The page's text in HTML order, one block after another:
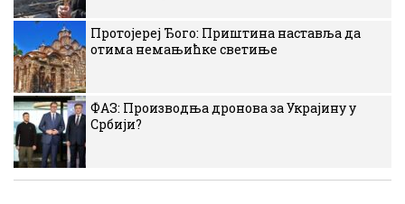
Протојереј Ђого: Приштина наставља да
отима немањићке светиње
ФАЗ: Производња дронова за Украјину у
Србији?